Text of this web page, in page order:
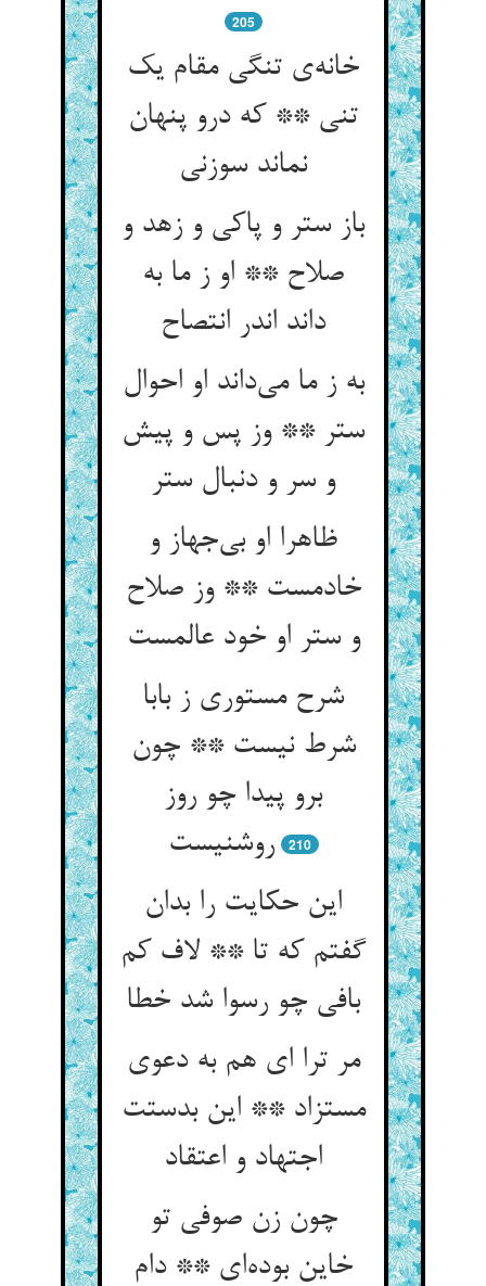
205
خانه‌ی تنگی مقام یک
تنی ** که درو پنهان
نماند سوزنی
باز ستر و پاکی و زهد و
صلاح ** او ز ما به
داند اندر انتصاح
به ز ما می‌داند او احوال
ستر ** وز پس و پیش
و سر و دنبال ستر
ظاهرا او بی‌جهاز و
خادمست ** وز صلاح
و ستر او خود عالمست
شرح مستوری ز بابا
شرط نیست ** چون
برو پیدا چو روز
روشنیست
210
این حکایت را بدان
گفتم که تا ** لاف کم
بافی چو رسوا شد خطا
مر ترا ای هم به دعوی
مستزاد ** این بدستت
اجتهاد و اعتقاد
چون زن صوفی تو
خاین بوده‌ای ** دام